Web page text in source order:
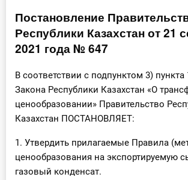
Библиотека бухгалтера
Инструменты
Вебинары
Справочник бухгалтера
Практика ИП
Постановление
Республики Казахстан от 21
2021 года № 647
В соответствии с подпунктом 3) пункта
Закона Республики Казахстан «О
ценообразовании» Правительство
Казахстан ПОСТАНОВЛЯЕТ:
1. Утвердить прилагаемые Правила
ценообразования на экспортируемую
газовый конденсат.